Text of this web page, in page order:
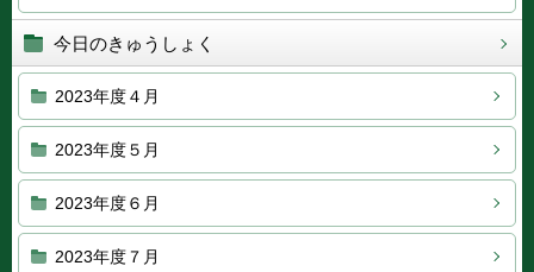
今日のきゅうしょく
2023年度４月
2023年度５月
2023年度６月
2023年度７月